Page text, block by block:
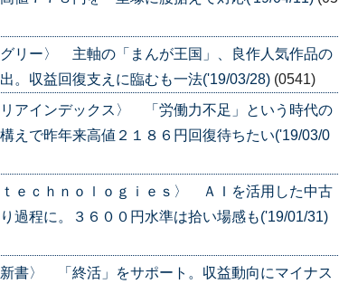
グリー〉 主軸の「まんが王国」、良作人気作品の
。収益回復支えに臨むも一法('19/03/28) (0541)
リアインデックス〉 「労働力不足」という時代の
えで昨年来高値２１８６円回復待ちたい('19/03/0
ｔｅｃｈｎｏｌｏｇｉｅｓ〉 ＡＩを活用した中古
過程に。３６００円水準は拾い場感も('19/01/31)
新書〉 「終活」をサポート。収益動向にマイナス